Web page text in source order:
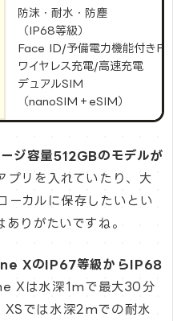
防沫・耐水・防塵
（IP68等級）
Face ID/予備電力機能付き
ワイヤレス充電/高速充電
デュアルSIM
（nanoSIM＋eSIM）
ジ容量512GBのモデルが
プリを入れていたり、大
ーカルに保存したいとい
りがたいですね。
XのIP67等級からIP68
Xは水深1mで最大30分
では水深2mでの耐水